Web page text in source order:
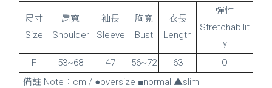
尺寸
Size
肩寬
Shoulder
袖長
Sleeve
胸寬
Bust
衣長
Length
彈性
Stretchabilit
y
F
53~68 47 56~72 63
O
備註 Note：cm / ●oversize ■normal ▲slim